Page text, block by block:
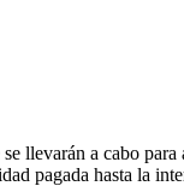
llevarán a cabo
pagada hasta la